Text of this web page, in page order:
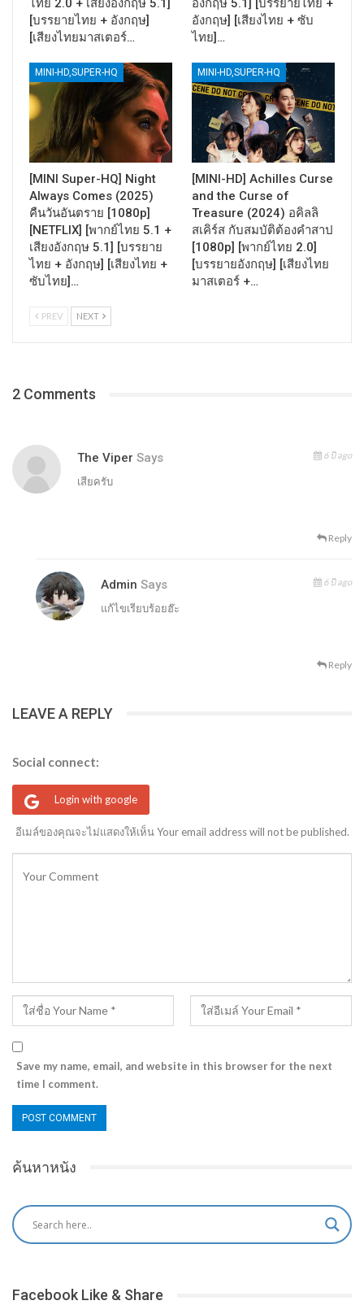
ไทย 2.0 + เสียงอังกฤษ 5.1]
[บรรยายไทย + อังกฤษ]
[เสียงไทยมาสเตอร์…
อังกฤษ 5.1] [บรรยายไทย +
อังกฤษ] [เสียงไทย + ซับ
ไทย]…
MINI-HD,SUPER-HQ
[MINI Super-HQ] Night
Always Comes (2025)
คืนวันอันตราย [1080p]
[NETFLIX] [พากย์ไทย 5.1 +
เสียงอังกฤษ 5.1] [บรรยาย
ไทย + อังกฤษ] [เสียงไทย +
ซับไทย]…
MINI-HD,SUPER-HQ
[MINI-HD] Achilles Curse
and the Curse of
Treasure (2024) อคิลลิ
สเคิร์ส กับสมบัติต้องคำสาป
[1080p] [พากย์ไทย 2.0]
[บรรยายอังกฤษ] [เสียงไทย
มาสเตอร์ +…
PREV NEXT
2 Comments
The Viper Says 6 ปี ago
เสียครับ
Reply
Admin Says 6 ปี ago
แก้ไขเรียบร้อยฮ๊ะ
Reply
LEAVE A REPLY
Social connect:
Login with google
อีเมล์ของคุณจะไม่แสดงให้เห็น Your email address will not be published.
Save my name, email, and website in this browser for the next
time I comment.
ค้นหาหนัง
Facebook Like & Share